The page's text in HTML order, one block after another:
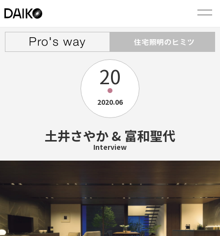
20
2020.06
土井さやか & 富和聖代
Interview